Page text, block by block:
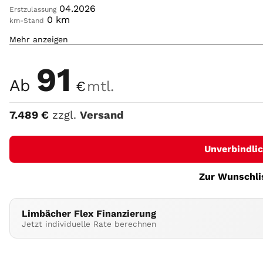
Erstzulassung 04.2026
km-Stand 0 km
Hubraum 286ccm
Mehr anzeigen
Ab 91 €mtl.
7.489 € zzgl. Versand
Zur
Limbächer Flex Finanzierung
Jetzt individuelle Rate berechnen